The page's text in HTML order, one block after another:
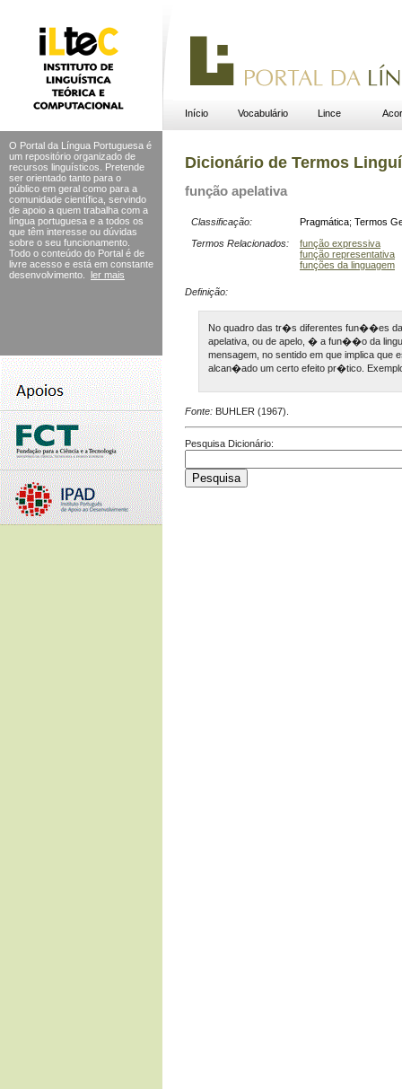
Início Vocabulário Lince
O Portal da Língua Portuguesa é
um repositório organizado de
recursos linguísticos. Pretende
ser orientado tanto para o
público em geral como para a
comunidade científica, servindo
de apoio a quem trabalha com a
língua portuguesa e a todos os
que têm interesse ou dúvidas
sobre o seu funcionamento.
Todo o conteúdo do Portal é de
livre acesso e está em constante
desenvolvimento.
ler mais
Dicionário de Termos
função apelativa
Classificação: Pragmática; Termos
Termos Relacionados:
função expressiva
função representativa
funções da linguagem
Definição:
No quadro das tr�s diferentes fun��es
apelativa, ou de apelo, � a fun��o da
mensagem, no sentido em que implica
alcan�ado um certo efeito pr�tico.
Fonte: BUHLER (1967).
Pesquisa Dicionário: